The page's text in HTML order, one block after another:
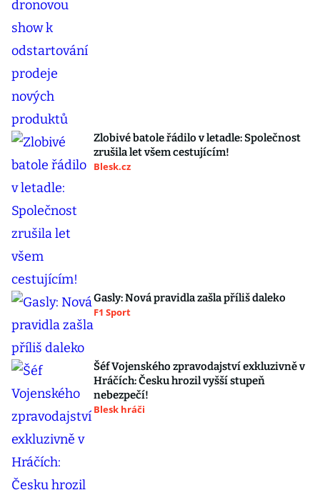
Zlobivé batole řádilo v letadle: Společnost
zrušila let všem cestujícím!
Blesk.cz
Gasly: Nová pravidla zašla příliš daleko
F1 Sport
Šéf Vojenského zpravodajství exkluzivně v
Hráčích: Česku hrozil vyšší stupeň
nebezpečí!
Blesk hráči